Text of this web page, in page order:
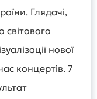
Глядачі,
світового
нової
концертів. 7